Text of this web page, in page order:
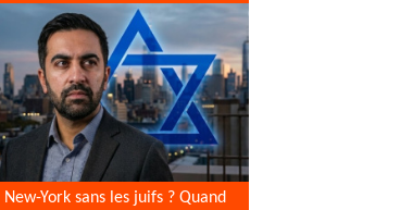
New-York sans les juifs ? Quand